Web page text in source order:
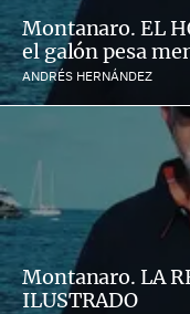
Montanaro. EL
el galón pesa
ANDRÉS HERNÁNDEZ
Montanaro. LA
ILUSTRADO